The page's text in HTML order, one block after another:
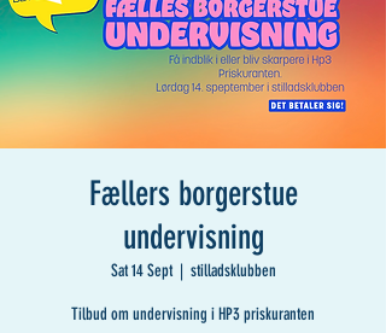
Fællers borgerstue
undervisning
Sat 14 Sept
  |
stilladsklubben
Tilbud om undervisning i HP3 priskuranten